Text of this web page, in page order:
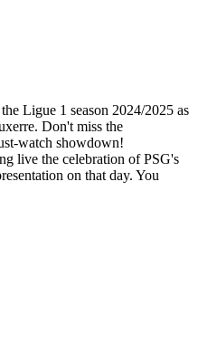
Ligue 1 season 2024/2025 as
Don't miss the
watch showdown!
live the celebration of PSG's
on that day. You